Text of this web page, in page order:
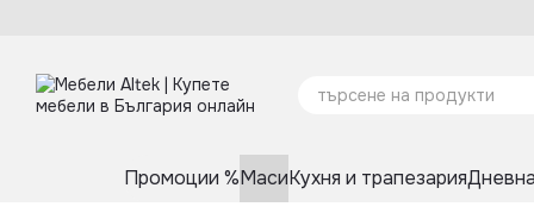
Промоции %МасиКухня и трапезария